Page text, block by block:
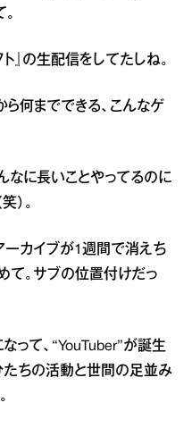
』の生配信をしてたしね。
ら何までできる、こんなゲ
なに長いことやってるのに
）。
ーカイブが1週間で消えち
て。サブの位置付けだっ
って、“YouTuber”が誕生
たちの活動と世間の足並み